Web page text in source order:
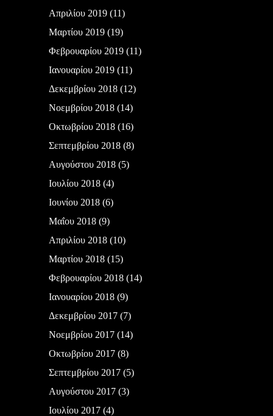
Απριλίου 2019(11)
Μαρτίου 2019(19)
Φεβρουαρίου 2019(11)
Ιανουαρίου 2019(11)
Δεκεμβρίου 2018(12)
Νοεμβρίου 2018(14)
Οκτωβρίου 2018(16)
Σεπτεμβρίου 2018(8)
Αυγούστου 2018(5)
Ιουλίου 2018(4)
Ιουνίου 2018(6)
Μαΐου 2018(9)
Απριλίου 2018(10)
Μαρτίου 2018(15)
Φεβρουαρίου 2018(14)
Ιανουαρίου 2018(9)
Δεκεμβρίου 2017(7)
Νοεμβρίου 2017(14)
Οκτωβρίου 2017(8)
Σεπτεμβρίου 2017(5)
Αυγούστου 2017(3)
Ιουλίου 2017(4)